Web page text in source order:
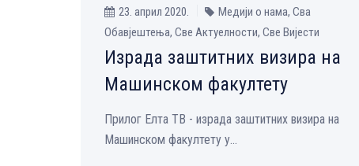
23. април 2020.
Медији о нама, Сва
Обавјештења, Све Aктуелности, Све Вијести
Израда заштитних визира на
Машинском факултету
Прилог Елта ТВ - израда заштитних визира на
Машинском факултету у...